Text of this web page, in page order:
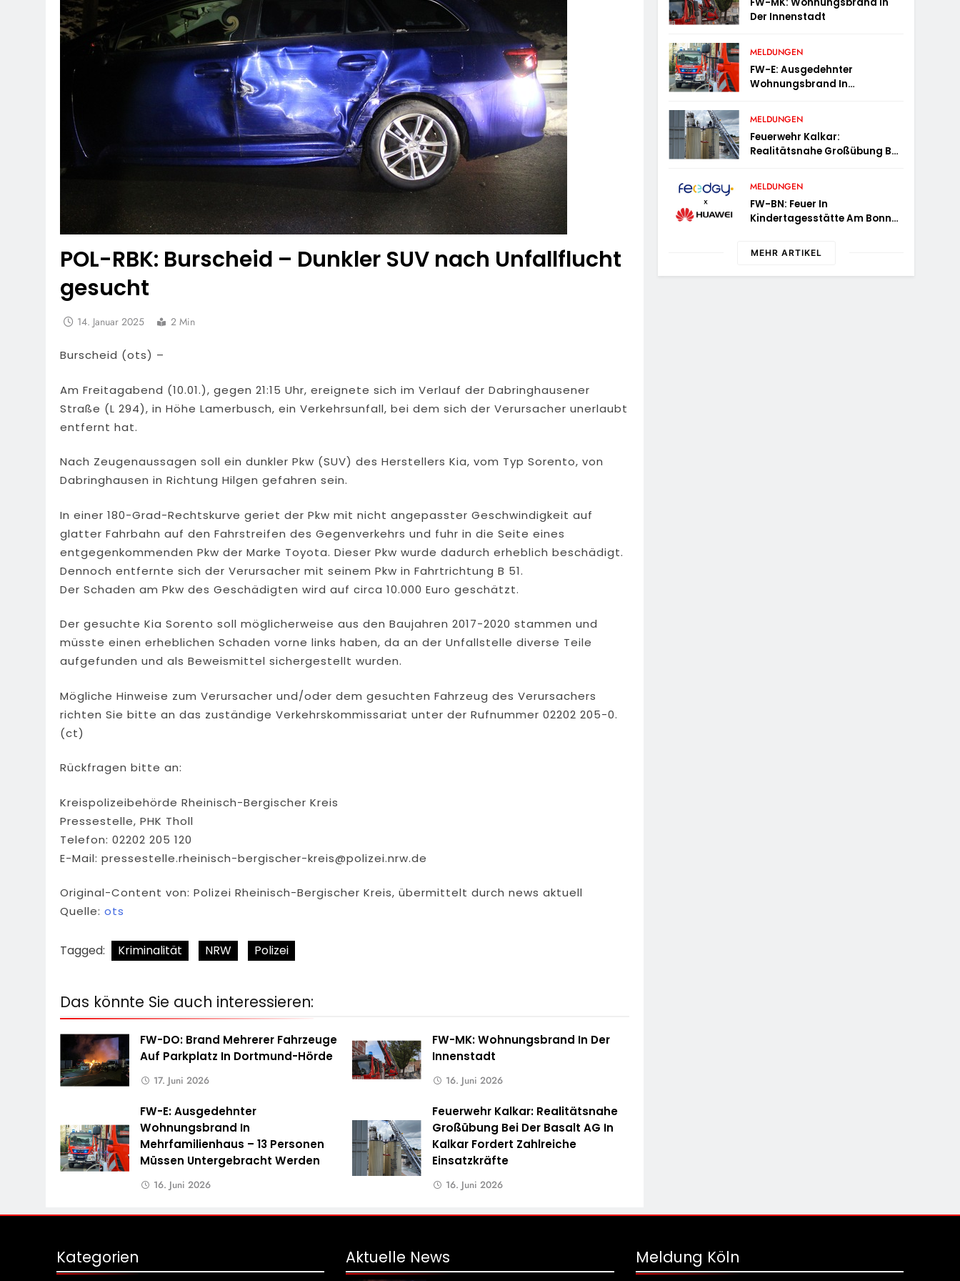
POL-RBK: Burscheid – Dunkler SUV nach Unfallflucht
gesucht
14. Januar 2025 2 Min
Burscheid (ots) –
Am Freitagabend (10.01.), gegen 21:15 Uhr, ereignete sich im Verlauf der Dabringhausener
Straße (L 294), in Höhe Lamerbusch, ein Verkehrsunfall, bei dem sich der Verursacher unerlaubt
entfernt hat.
Nach Zeugenaussagen soll ein dunkler Pkw (SUV) des Herstellers Kia, vom Typ Sorento, von
Dabringhausen in Richtung Hilgen gefahren sein.
In einer 180-Grad-Rechtskurve geriet der Pkw mit nicht angepasster Geschwindigkeit auf
glatter Fahrbahn auf den Fahrstreifen des Gegenverkehrs und fuhr in die Seite eines
entgegenkommenden Pkw der Marke Toyota. Dieser Pkw wurde dadurch erheblich beschädigt.
Dennoch entfernte sich der Verursacher mit seinem Pkw in Fahrtrichtung B 51.
Der Schaden am Pkw des Geschädigten wird auf circa 10.000 Euro geschätzt.
Der gesuchte Kia Sorento soll möglicherweise aus den Baujahren 2017-2020 stammen und
müsste einen erheblichen Schaden vorne links haben, da an der Unfallstelle diverse Teile
aufgefunden und als Beweismittel sichergestellt wurden.
Mögliche Hinweise zum Verursacher und/oder dem gesuchten Fahrzeug des Verursachers
richten Sie bitte an das zuständige Verkehrskommissariat unter der Rufnummer 02202 205-0.
(ct)
Rückfragen bitte an:
Kreispolizeibehörde Rheinisch-Bergischer Kreis
Pressestelle, PHK Tholl
Telefon: 02202 205 120
E-Mail: pressestelle.rheinisch-bergischer-kreis@polizei.nrw.de
Original-Content von: Polizei Rheinisch-Bergischer Kreis, übermittelt durch news aktuell
Quelle: ots
Tagged: Kriminalität NRW Polizei
Das könnte Sie auch interessieren:
FW-DO: Brand Mehrerer Fahrzeuge
Auf Parkplatz In Dortmund-Hörde
17. Juni 2026
FW-MK: Wohnungsbrand In Der
Innenstadt
16. Juni 2026
FW-E: Ausgedehnter
Wohnungsbrand In
Mehrfamilienhaus – 13 Personen
Müssen Untergebracht Werden
16. Juni 2026
Feuerwehr Kalkar: Realitätsnahe
Großübung Bei Der Basalt AG In
Kalkar Fordert Zahlreiche
Einsatzkräfte
16. Juni 2026
Der Innenstadt
MELDUNGEN
FW-E: Ausgedehnter
Wohnungsbrand In
Personen Müssen
Untergebracht Werden
MELDUNGEN
Feuerwehr Kalkar:
Realitätsnahe Großübung Bei
Fordert Zahlreiche
Einsatzkräfte
MELDUNGEN
FW-BN: Feuer In
Kindertagesstätte Am Bonner
MEHR ARTIKEL
Kategorien Aktuelle News Meldung Köln